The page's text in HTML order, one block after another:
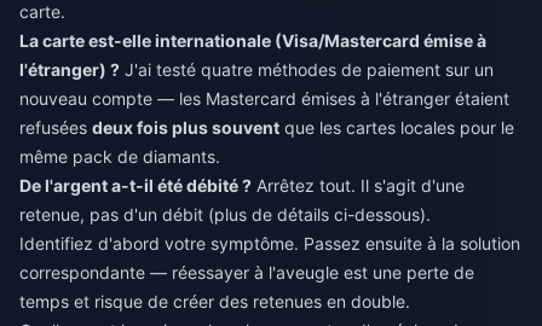
carte.
La carte est-elle internationale (Visa/Mastercard émise à
l'étranger) ? J'ai testé quatre méthodes de paiement sur un
nouveau compte — les Mastercard émises à l'étranger étaient
refusées deux fois plus souvent que les cartes locales pour le
même pack de diamants.
De l'argent a-t-il été débité ? Arrêtez tout. Il s'agit d'une
retenue, pas d'un débit (plus de détails ci-dessous).
Identifiez d'abord votre symptôme. Passez ensuite à la solution
correspondante — réessayer à l'aveugle est une perte de
temps et risque de créer des retenues en double.